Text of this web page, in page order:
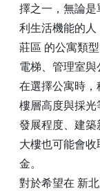
擇之一，無論
利生活機能的
莊區 的公寓類
電梯、管理室與
在選擇公寓時，
樓層高度與採
發展程度、建
大樓也可能會
金。
對於希望在 新